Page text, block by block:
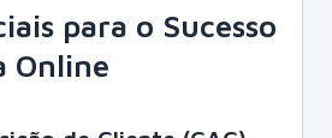
para o Sucesso
Online